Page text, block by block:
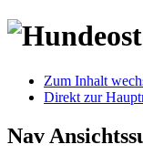
Zum Inhalt
Direkt zur
Nav